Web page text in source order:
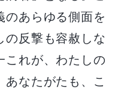
のあらゆる側面を
の反撃も容赦しな
これが、わたしの
なたがたも、こ